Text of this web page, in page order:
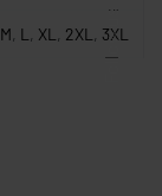
M L XL 2XL 3XL
Follow us